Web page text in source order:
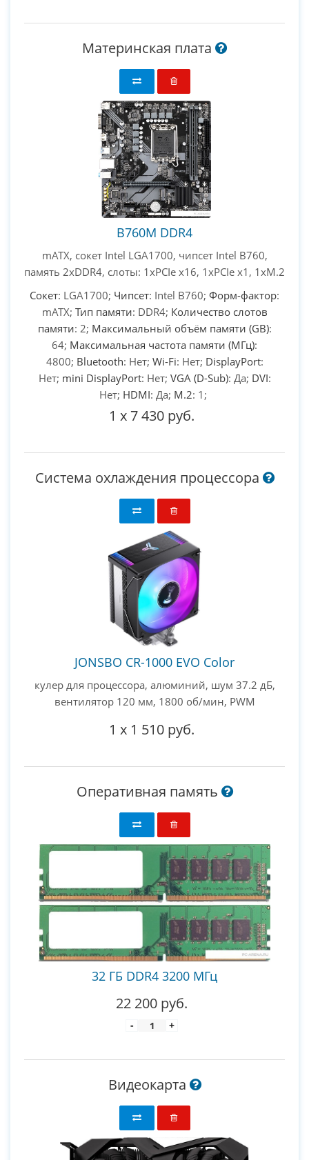
Материнская плата
B760M DDR4
mATX, сокет Intel LGA1700, чипсет Intel B760,
память 2xDDR4, слоты: 1xPCIe x16, 1xPCIe x1, 1xM.2
Сокет: LGA1700; Чипсет: Intel B760; Форм-фактор:
mATX; Тип памяти: DDR4; Количество слотов
памяти: 2; Максимальный объём памяти (GB):
64; Максимальная частота памяти (МГц):
4800; Bluetooth: Нет; Wi-Fi: Нет; DisplayPort:
Нет; mini DisplayPort: Нет; VGA (D-Sub): Да; DVI:
Нет; HDMI: Да; M.2: 1;
1 x 7 430 руб.
Система охлаждения процессора
JONSBO CR-1000 EVO Color
кулер для процессора, алюминий, шум 37.2 дБ,
вентилятор 120 мм, 1800 об/мин, PWM
1 x 1 510 руб.
Оперативная память
32 ГБ DDR4 3200 МГц
22 200 руб.
- +
Видеокарта